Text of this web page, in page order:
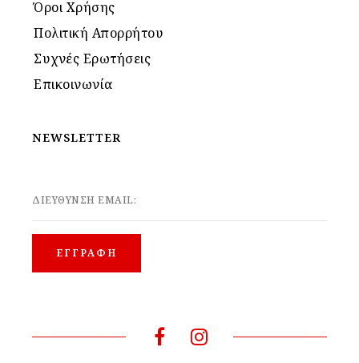
Όροι Χρήσης
Πολιτική Απορρήτου
Συχνές Ερωτήσεις
Επικοινωνία
NEWSLETTER
ΔΙΕΥΘΥΝΣΗ EMAIL: